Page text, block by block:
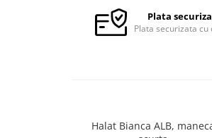
Plata
Plata securizata cu
Halat Bianca ALB,